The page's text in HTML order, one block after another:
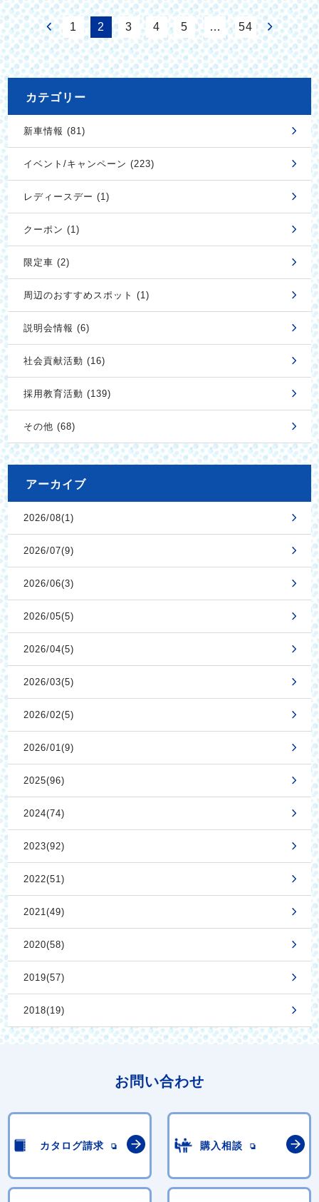
1 2 3 4 5 … 54
カテゴリー
新車情報 (81)
イベント/キャンペーン (223)
レディースデー (1)
クーポン (1)
限定車 (2)
周辺のおすすめスポット (1)
説明会情報 (6)
社会貢献活動 (16)
採用教育活動 (139)
その他 (68)
アーカイブ
2026/08(1)
2026/07(9)
2026/06(3)
2026/05(5)
2026/04(5)
2026/03(5)
2026/02(5)
2026/01(9)
2025(96)
2024(74)
2023(92)
2022(51)
2021(49)
2020(58)
2019(57)
2018(19)
お問い合わせ
カタログ請求 購入相談